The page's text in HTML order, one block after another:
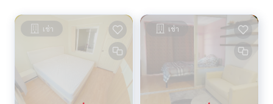
เช่า เช่า